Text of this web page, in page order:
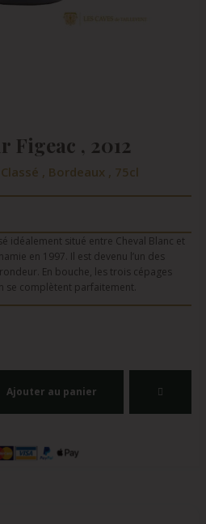
Figeac , 2012
, Bordeaux , 75cl
idéalement situé entre Cheval Blanc et
en 1997. Il est devenu l’un des
En bouche, les trois cépages
se complètent parfaitement.
Ajouter au panier